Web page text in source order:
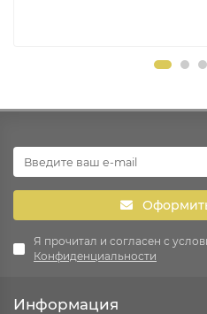
Я прочитал и согласен с
Конфиденциальности
Информация